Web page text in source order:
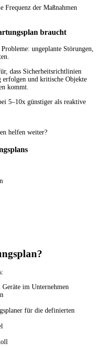
der Maßnahmen
braucht
ungeplante Störungen,
dass Sicherheitsrichtlinien
erfolgen und kritische Objekte
kommt.
5–10x günstiger als reaktive
im Unternehmen
für die definierten